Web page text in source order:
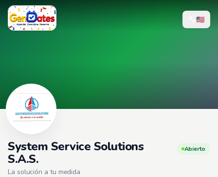
🇺🇸
System Service Solutions
S.A.S.
Abierto
La solución a tu medida